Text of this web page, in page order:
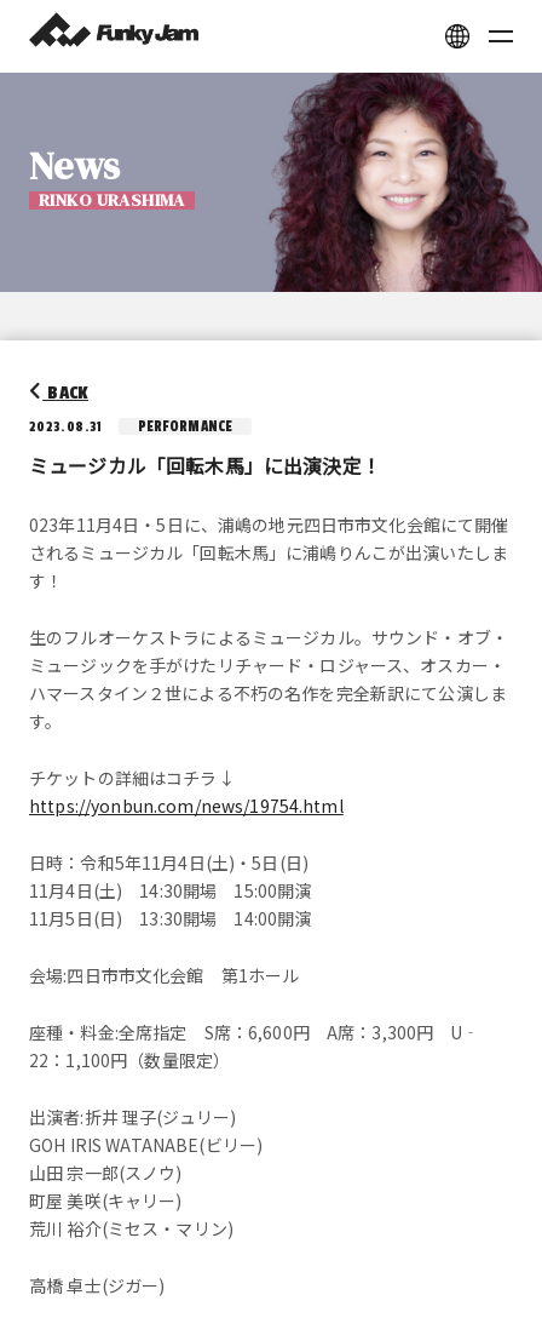
News
RINKO URASHIMA
BACK
2023.08.31 PERFORMANCE
ミュージカル「回転木馬」に出演決定！
023年11月4日・5日に、浦嶋の地元四日市市文化会館にて開催
されるミュージカル「回転木馬」に浦嶋りんこが出演いたしま
す！
生のフルオーケストラによるミュージカル。サウンド・オブ・
ミュージックを手がけたリチャード・ロジャース、オスカー・
ハマースタイン２世による不朽の名作を完全新訳にて公演しま
す。
チケットの詳細はコチラ↓
https://yonbun.com/news/19754.html
日時：令和5年11月4日(土)・5日(日)
11月4日(土) 14:30開場 15:00開演
11月5日(日) 13:30開場 14:00開演
会場:四日市市文化会館 第1ホール
座種・料金:全席指定 S席：6,600円 A席：3,300円 U‐
22：1,100円（数量限定）
出演者:折井 理子(ジュリー)
GOH IRIS WATANABE(ビリー)
山田 宗一郎(スノウ)
町屋 美咲(キャリー)
荒川 裕介(ミセス・マリン)
高橋 卓士(ジガー)